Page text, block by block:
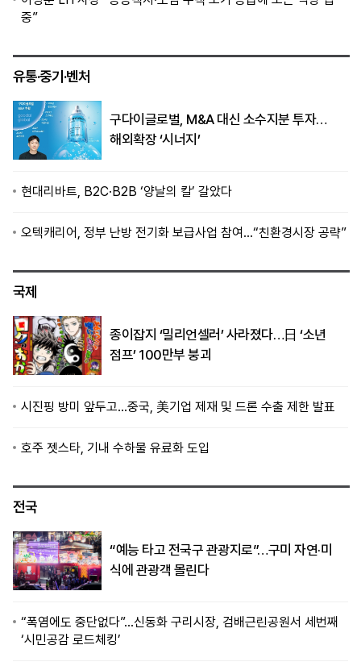
중”
유통·중기·벤처
구다이글로벌, M&A 대신 소수지분 투자…
해외확장 ‘시너지’
현대리바트, B2C·B2B ‘양날의 칼’ 갈았다
오텍캐리어, 정부 난방 전기화 보급사업 참여…“친환경시장 공략”
국제
종이잡지 ‘밀리언셀러’ 사라졌다…日 ‘소년
점프’ 100만부 붕괴
시진핑 방미 앞두고…중국, 美기업 제재 및 드론 수출 제한 발표
호주 젯스타, 기내 수하물 유료화 도입
전국
“예능 타고 전국구 관광지로”…구미 자연·미
식에 관광객 몰린다
“폭염에도 중단없다”…신동화 구리시장, 검배근린공원서 세번째
‘시민공감 로드체킹’